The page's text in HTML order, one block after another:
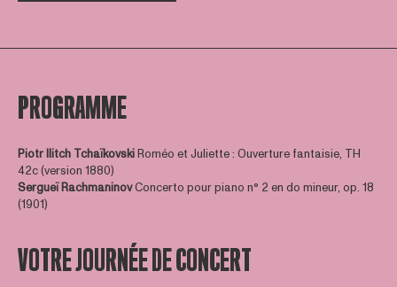
PROGRAMME
Piotr Ilitch TchaïkovskiRoméo et Juliette : Ouverture fantaisie, TH
42c (version 1880)
SergueïRachmaninovConcerto pour piano n° 2 en do mineur, op. 18
(1901)
VOTRE JOURNÉE DE CONCERT